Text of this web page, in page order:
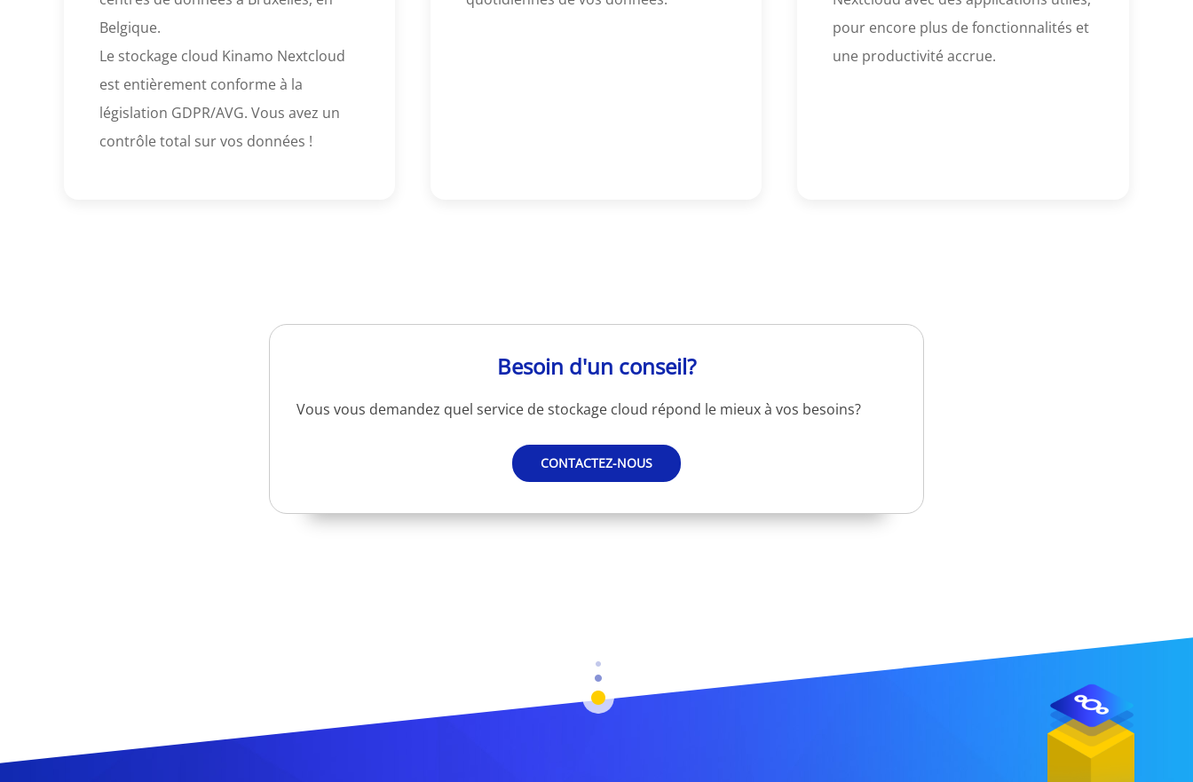
Belgique.
Le stockage cloud Kinamo Nextcloud
est entièrement conforme à la
législation GDPR/AVG. Vous avez un
contrôle total sur vos données !
pour encore plus de fonctionnalités et
une productivité accrue.
Besoin d'un conseil?
Vous vous demandez quel service de stockage cloud répond le mieux à vos besoins?
CONTACTEZ-NOUS